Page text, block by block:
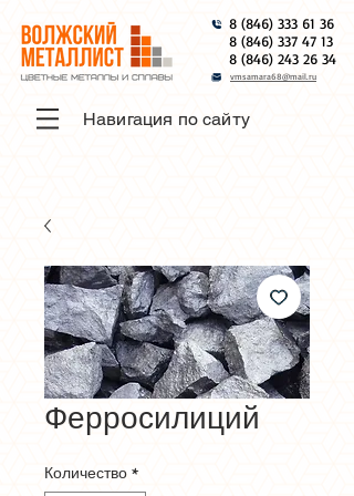
8 (846) 333 61 36
8 (846) 337 47 13
8 (846) 243 26 34
vmsamara68@mail.ru
Навигация по сайту
Ферросилиций
Количество *